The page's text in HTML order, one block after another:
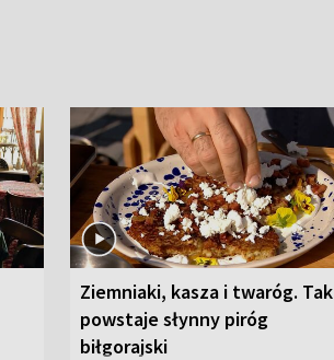
Ziemniaki, kasza i twaróg. Tak
powstaje słynny piróg
biłgorajski